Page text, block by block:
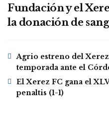
Fundación y el
la donación de
Agrio estreno del
temporada ante el
El Xerez FC gana el
penaltis (1-1)